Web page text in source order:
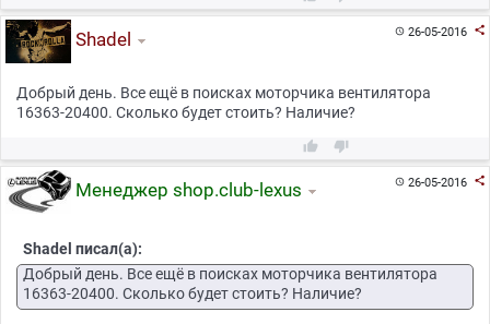
26-05-2016 
Shadel
Добрый день. Все ещё в поисках моторчика вентилятора
16363-20400. Сколько будет стоить? Наличие?
 
26-05-2016 
Менеджер shop.club-lexus
Shadel писал(а):
Добрый день. Все ещё в поисках моторчика вентилятора
16363-20400. Сколько будет стоить? Наличие?